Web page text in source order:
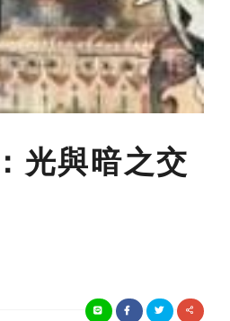
光與暗之交